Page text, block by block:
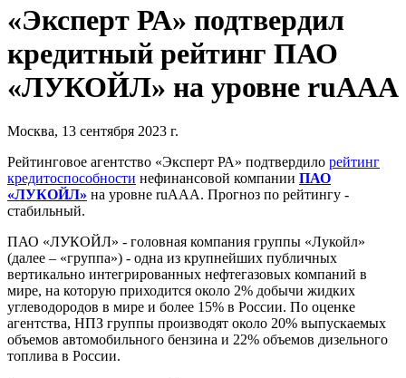
«Эксперт РА» подтвердил
кредитный рейтинг ПАО
«ЛУКОЙЛ» на уровне ruААA
Москва, 13 сентября 2023 г.
Рейтинговое агентство «Эксперт РА» подтвердило рейтинг
кредитоспособности нефинансовой компании ПАО
«ЛУКОЙЛ» на уровне ruААА. Прогноз по рейтингу -
стабильный.
ПАО «ЛУКОЙЛ» - головная компания группы «Лукойл»
(далее – «группа») - одна из крупнейших публичных
вертикально интегрированных нефтегазовых компаний в
мире, на которую приходится около 2% добычи жидких
углеводородов в мире и более 15% в России. По оценке
агентства, НПЗ группы производят около 20% выпускаемых
объемов автомобильного бензина и 22% объемов дизельного
топлива в России.